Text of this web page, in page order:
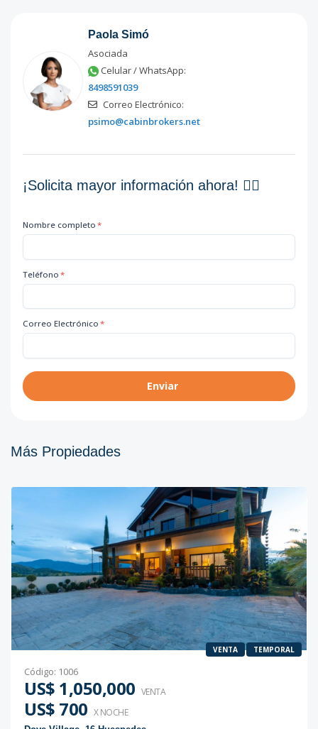
Paola Simó
Asociada
Celular / WhatsApp:
8498591039
Correo Electrónico:
psimo@cabinbrokers.net
¡Solicita mayor información ahora! 👇🏽
Nombre completo *
Teléfono *
Correo Electrónico *
Enviar
Más Propiedades
VENTA TEMPORAL
Código: 1006
US$ 1,050,000 VENTA
US$ 700 X NOCHE